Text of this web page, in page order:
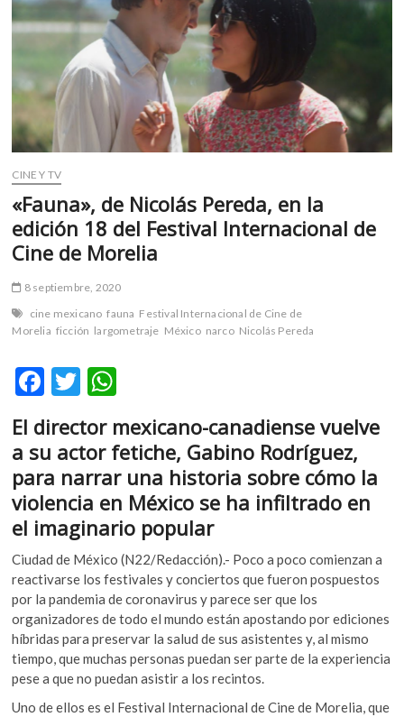
e
s
CINE Y TV
«Fauna», de Nicolás Pereda, en la
edición 18 del Festival Internacional de
Cine de Morelia
8 septiembre, 2020
cine mexicano fauna Festival Internacional de Cine de
Morelia ficción largometraje México narco Nicolás Pereda
F
ac
e
b
o
o
k
T
itt
er
at
s
A
p
p
El director mexicano-canadiense vuelve
a su actor fetiche, Gabino Rodríguez,
para narrar una historia sobre cómo la
violencia en México se ha infiltrado en
el imaginario popular
Ciudad de México (N22/Redacción).- Poco a poco comienzan a
reactivarse los festivales y conciertos que fueron pospuestos
por la pandemia de coronavirus y parece ser que los
organizadores de todo el mundo están apostando por ediciones
híbridas para preservar la salud de sus asistentes y, al mismo
tiempo, que muchas personas puedan ser parte de la experiencia
pese a que no puedan asistir a los recintos.
Uno de ellos es el Festival Internacional de Cine de Morelia, que